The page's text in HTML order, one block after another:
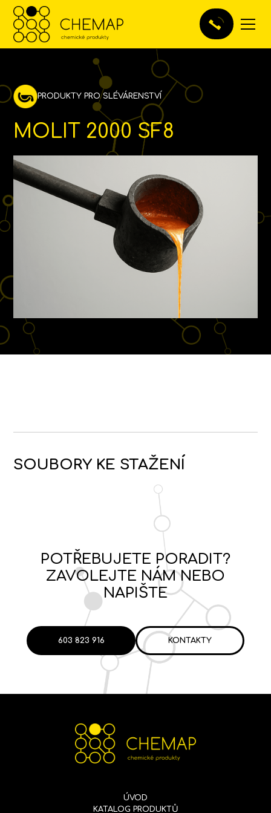
PRODUKTY PRO SLÉVÁRENSTVÍ
MOLIT 2000 SF8
SOUBORY KE STAŽENÍ
POTŘEBUJETE PORADIT?
ZAVOLEJTE NÁM NEBO
NAPIŠTE
603 823 916 KONTAKTY
ÚVOD
KATALOG PRODUKTŮ